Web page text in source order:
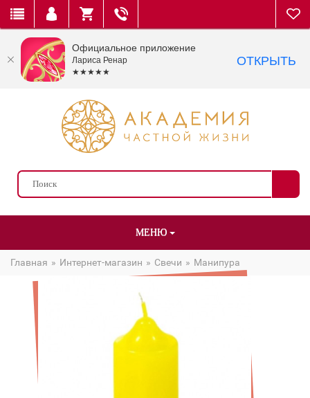
МЕНЮ
Главная Интернет-магазин Свечи Манипура
Официальное приложение
Лариса Ренар
★★★★★
ОТКРЫТЬ